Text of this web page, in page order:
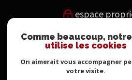
espace
Nous
suivre
Comme beaucoup,
utilise les cookies
On aimerait vous accompagner
votre visite.